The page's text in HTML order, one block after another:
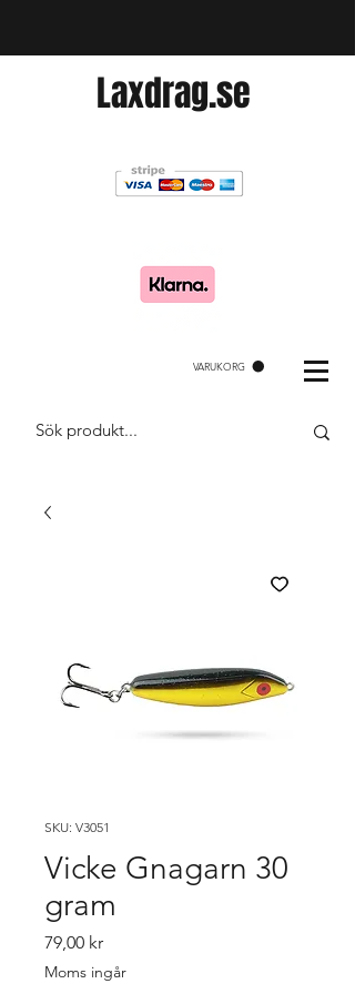
VARUKORG
Laxdrag.se
SKU: V3051
Vicke Gnagarn 30
gram
79,00 krPris
Moms ingår